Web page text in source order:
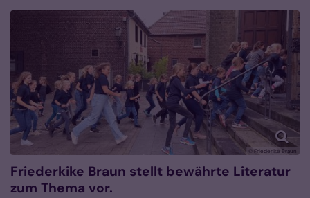
© Friederike Braun
Friederkike Braun stellt bewährte Literatur
zum Thema vor.